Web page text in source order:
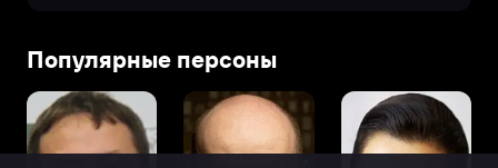
Популярные персоны